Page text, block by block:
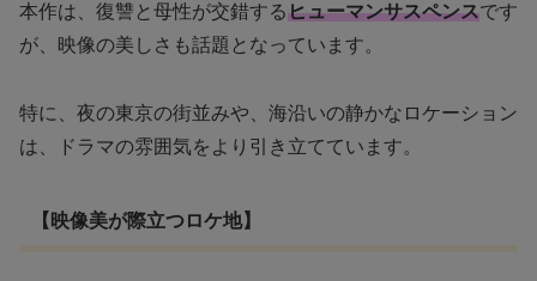
本作は、復讐と母性が交錯するヒューマンサスペンスです
が、映像の美しさも話題となっています。
特に、夜の東京の街並みや、海沿いの静かなロケーション
は、ドラマの雰囲気をより引き立てています。
【映像美が際立つロケ地】